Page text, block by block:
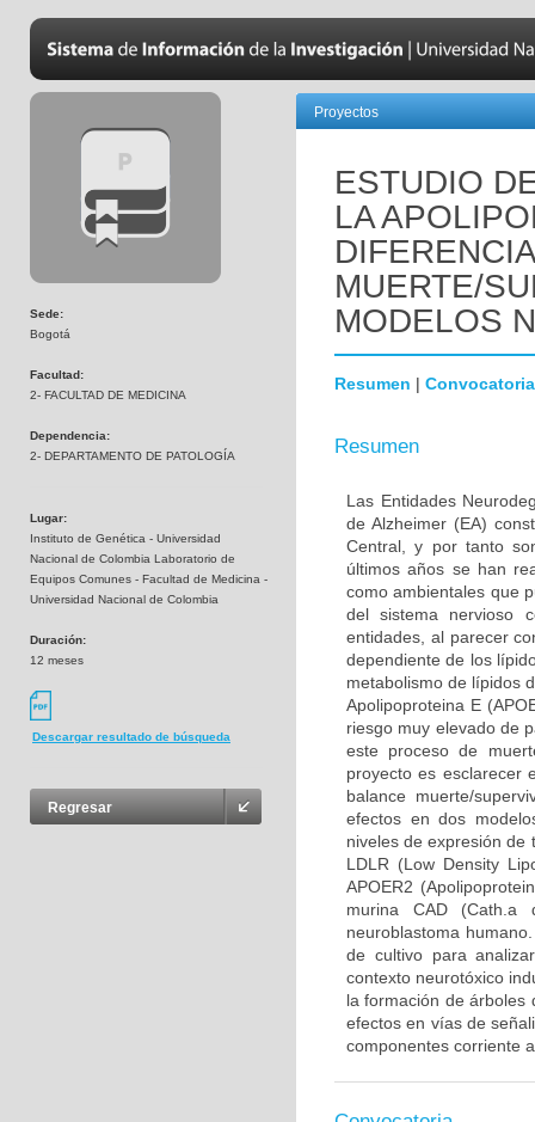
Sede:
Bogotá
Facultad:
2- FACULTAD DE MEDICINA
Dependencia:
2- DEPARTAMENTO DE PATOLOGÍA
Lugar:
Instituto de Genética - Universidad
Nacional de Colombia Laboratorio de
Equipos Comunes - Facultad de Medicina -
Universidad Nacional de Colombia
Duración:
12 meses
Descargar resultado de búsqueda
Regresar
Proyectos
ESTUDIO
LA
MUERTE/
MODELOS
Resumen | Convocatoria
Resumen
Las Entidades
de Alzheimer (EA)
Central, y por tanto
últimos años se han
como ambientales que
del sistema nervioso
entidades, al parecer
dependiente de los
metabolismo de lípidos
Apolipoproteina E
riesgo muy elevado de
este proceso de
proyecto es esclarecer
balance muerte/
efectos en dos
niveles de expresión de
LDLR (Low Density
APOER2
murina CAD (Cath.a
neuroblastoma
de cultivo para
contexto neurotóxico
la formación de árboles
efectos en vías de
componentes corriente